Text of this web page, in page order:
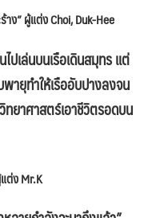
าง” ผู้แต่งChoi, Duk-Hee
ปเล่นบนเรือเดินสมุทร แต่
ายุทำให้เรืออับปางลงจน
ทยาศาสตร์เอาชีวิตรอดบน
ต่งMr.K